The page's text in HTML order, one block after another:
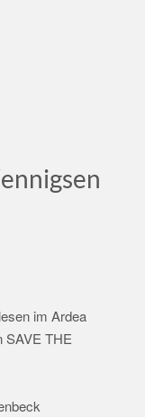
im Ardea
SAVE THE